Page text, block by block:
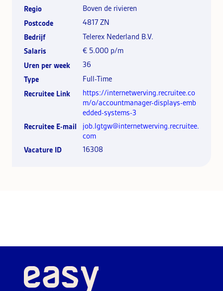
Regio
Boven de rivieren
Postcode
4817 ZN
Bedrijf
Telerex Nederland B.V.
Salaris
€ 5.000 p/m
Uren per week
36
Type
Full-Time
Recruitee Link
https://internetwerving.recruitee.co
m/o/accountmanager-displays-emb
edded-systems-3
Recruitee E-mail
job.lgtgw@internetwerving.recruitee.
com
Vacature ID
16308